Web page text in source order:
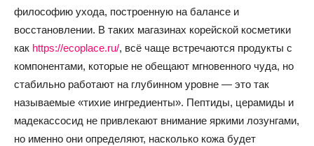
философию ухода, построенную на балансе и
восстановлении. В таких магазинах корейской косметики
как https://ecoplace.ru/, всё чаще встречаются продукты с
компонентами, которые не обещают мгновенного чуда, но
стабильно работают на глубинном уровне — это так
называемые «тихие ингредиенты». Пептиды, церамиды и
мадекассосид не привлекают внимание яркими лозунгами,
но именно они определяют, насколько кожа будет